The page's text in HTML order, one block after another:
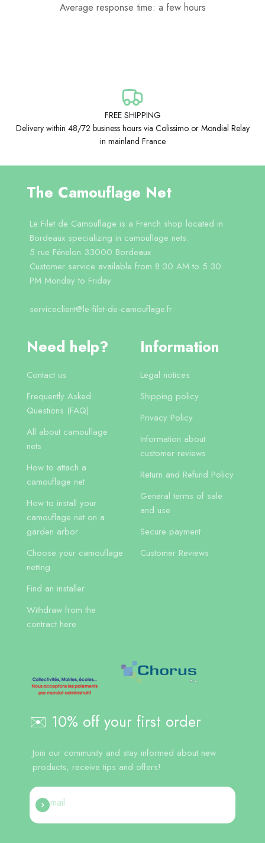
Average response time: a few hours
FREE SHIPPING
Delivery within 48/72 business hours via Colissimo or Mondial Relay
in mainland France
The Camouflage Net
Le Filet de Camouflage is a French shop located in
Bordeaux specializing in camouflage nets.
5 rue Fénelon 33000 Bordeaux
Customer service available from 8:30 AM to 5:30
PM Monday to Friday
serviceclient@le-filet-de-camouflage.fr
Need help?
Contact us
Frequently Asked
Questions (FAQ)
All about camouflage
nets
How to attach a
camouflage net
How to install your
camouflage net on a
garden arbor
Choose your camouflage
netting
Find an installer
Withdraw from the
contract here
Information
Legal notices
Shipping policy
Privacy Policy
Information about
customer reviews
Return and Refund Policy
General terms of sale
and use
Secure payment
Customer Reviews
✉️ 10% off your first order
Join our community and stay informed about new
products, receive tips and offers!
E-mail
Register